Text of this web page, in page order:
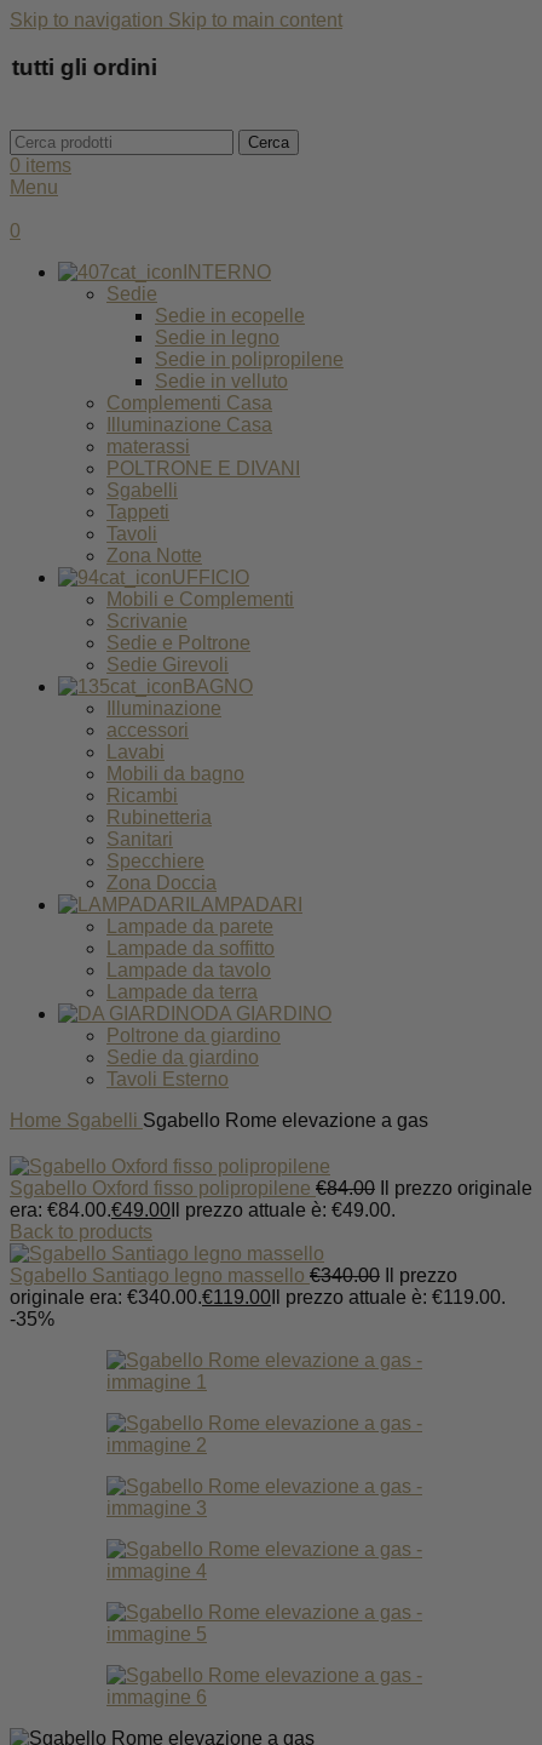
Skip to navigation Skip to main content
gli ordini
Cerca
0 items
Menu
0
INTERNO
Sedie
Sedie in ecopelle
Sedie in legno
Sedie in polipropilene
Sedie in velluto
Complementi Casa
Illuminazione Casa
materassi
POLTRONE E DIVANI
Sgabelli
Tappeti
Tavoli
Zona Notte
UFFICIO
Mobili e Complementi
Scrivanie
Sedie e Poltrone
Sedie Girevoli
BAGNO
Illuminazione
accessori
Lavabi
Mobili da bagno
Ricambi
Rubinetteria
Sanitari
Specchiere
Zona Doccia
LAMPADARI
Lampade da parete
Lampade da soffitto
Lampade da tavolo
Lampade da terra
DA GIARDINO
Poltrone da giardino
Sedie da giardino
Tavoli Esterno
Home Sgabelli Sgabello Rome elevazione a gas
Sgabello Oxford fisso polipropilene €84.00
Il prezzo originale
era: €84.00.€49.00 Il prezzo attuale è: €49.00.
Back to products
Sgabello Santiago legno massello €340.00
Il prezzo
originale era: €340.00.€119.00 Il prezzo attuale è: €119.00.
-35%